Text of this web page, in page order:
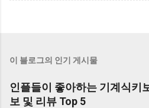
이 블로그의 인기 게시물
인플들이 좋아하는 기계식키
보 및 리뷰 Top 5